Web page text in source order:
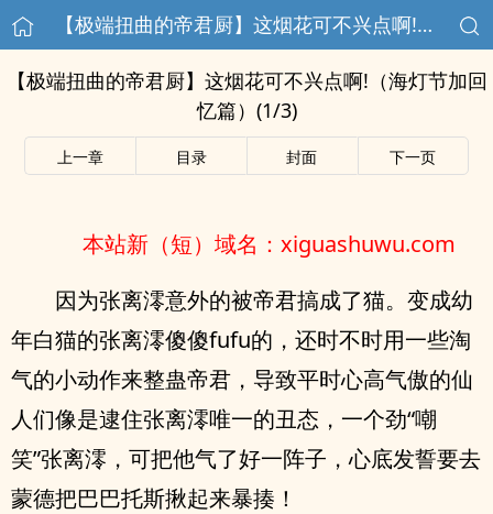
【极端扭曲的帝君厨】这烟花可不兴点啊!（海灯节加回忆篇）(1/3)
【极端扭曲的帝君厨】这烟花可不兴点啊!（海灯节加回
忆篇）(1/3)
上一章 目录 封面 下一页
本站新（短）域名：xiguashuwu.com
因为张离澪意外的被帝君搞成了猫。变成幼
年白猫的张离澪傻傻fufu的，还时不时用一些淘
气的小动作来整蛊帝君，导致平时心高气傲的仙
人们像是逮住张离澪唯一的丑态，一个劲“嘲
笑”张离澪，可把他气了好一阵子，心底发誓要去
蒙德把巴巴托斯揪起来暴揍！